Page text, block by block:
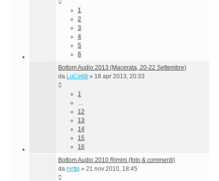
1
2
3
4
5
6
Bottom Audio 2013 (Macerata, 20-22 Settembre)
da LuCe68 » 18 apr 2013, 20:33
1
…
12
13
14
15
16
Bottom Audio 2010 Rimini (foto & commenti)
da mrttg » 21 nov 2010, 18:45